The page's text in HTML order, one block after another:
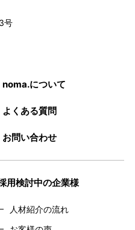
号
noma.について
よくある質問
お問い合わせ
用検討中の企業様
人材紹介の流れ